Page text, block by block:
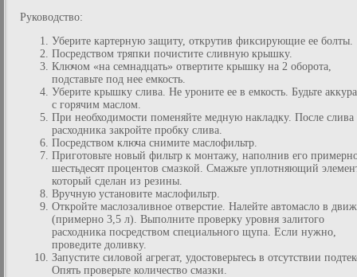
Руководство:
Уберите картерную защиту, открутив фиксирующие ее болты.
Посредством тряпки почистите сливную крышку.
Ключом «на семнадцать» отвертите крышку на 2 оборота,
подставьте под нее емкость.
Уберите крышку слива. Не уроните ее в емкость. Будьте
с горячим маслом.
При необходимости поменяйте медную накладку. После слива
расходника закройте пробку слива.
Посредством ключа снимите маслофильтр.
Приготовьте новый фильтр к монтажу, наполнив его
шестьдесят процентов смазкой. Смажьте уплотняющий
который сделан из резины.
Вручную установите маслофильтр.
Откройте маслозаливное отверстие. Налейте автомасло в
(примерно 3,5 л). Выполните проверку уровня залитого
расходника посредством специального щупа. Если нужно,
проведите доливку.
Запустите силовой агрегат, удостоверьтесь в отсутствии
Опять проверьте количество смазки.